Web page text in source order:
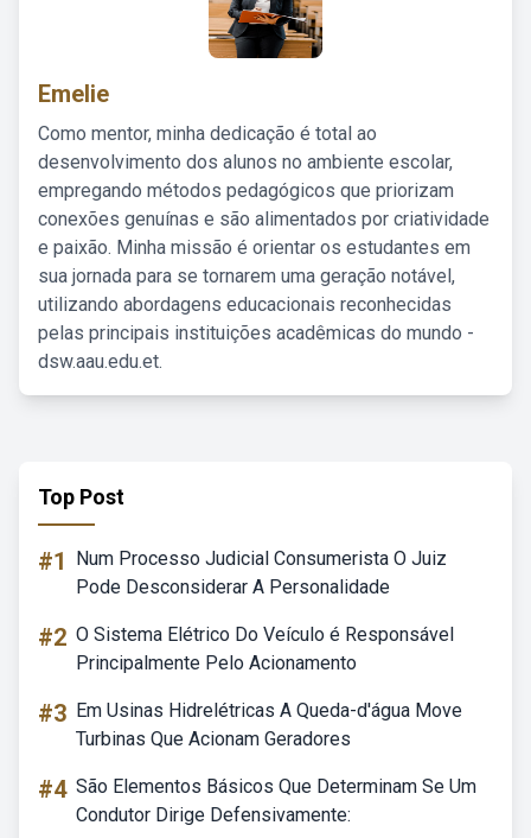
Emelie
Como mentor, minha dedicação é total ao
desenvolvimento dos alunos no ambiente escolar,
empregando métodos pedagógicos que priorizam
conexões genuínas e são alimentados por criatividade
e paixão. Minha missão é orientar os estudantes em
sua jornada para se tornarem uma geração notável,
utilizando abordagens educacionais reconhecidas
pelas principais instituições acadêmicas do mundo -
dsw.aau.edu.et.
Top Post
#1
Num Processo Judicial Consumerista O Juiz
Pode Desconsiderar A Personalidade
#2 O Sistema Elétrico Do Veículo é Responsável
Principalmente Pelo Acionamento
#3 Em Usinas Hidrelétricas A Queda-d'água Move
Turbinas Que Acionam Geradores
#4 São Elementos Básicos Que Determinam Se Um
Condutor Dirige Defensivamente: